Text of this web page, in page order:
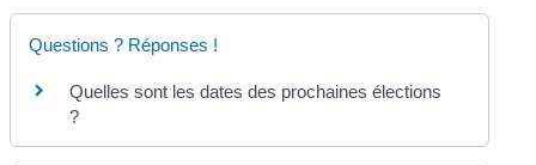
Questions ? Réponses !
Quelles sont les dates des prochaines élections
?